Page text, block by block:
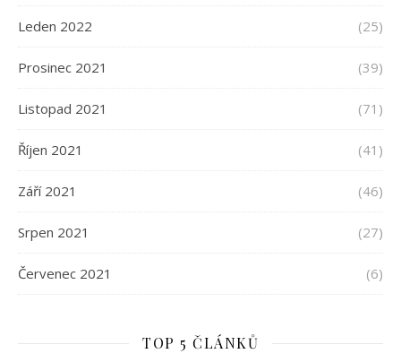
Leden 2022 (25)
Prosinec 2021 (39)
Listopad 2021 (71)
Říjen 2021 (41)
Září 2021 (46)
Srpen 2021 (27)
Červenec 2021 (6)
TOP 5 ČLÁNKŮ